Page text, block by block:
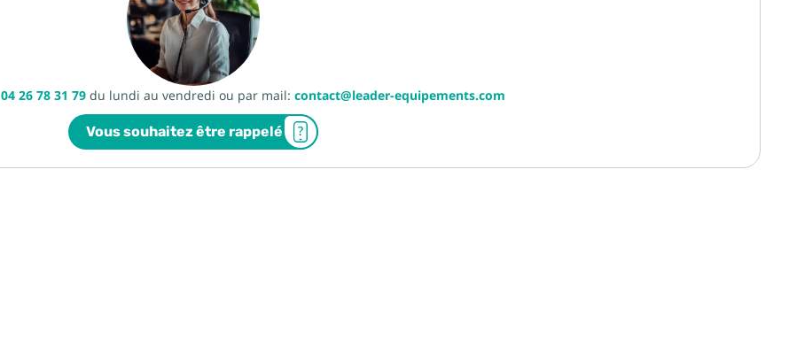
04 26 78 31 79du lundi au vendredi ou par mail: contact@leader-equipements.com
Vous souhaitez être rappelé